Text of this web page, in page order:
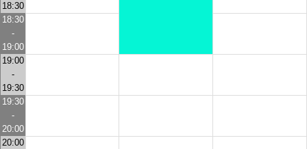
18:30
18:30
-
19:00
19:00
-
19:30
19:30
-
20:00
20:00